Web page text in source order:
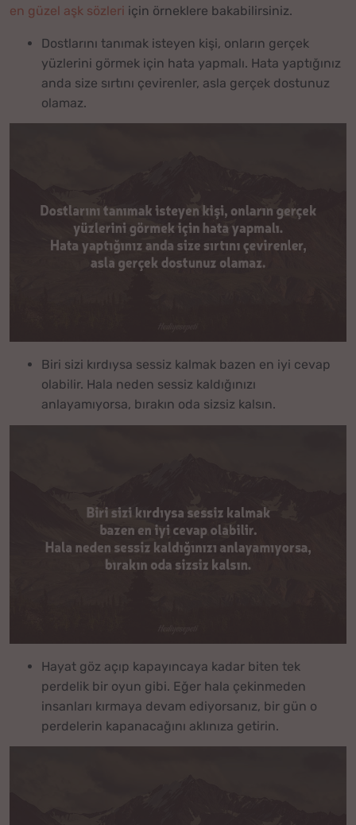
en güzel aşk sözleri için örneklere bakabilirsiniz.
Dostlarını tanımak isteyen kişi, onların gerçek
yüzlerini görmek için hata yapmalı. Hata yaptığınız
anda size sırtını çevirenler, asla gerçek dostunuz
olamaz.
Biri sizi kırdıysa sessiz kalmak bazen en iyi cevap
olabilir. Hala neden sessiz kaldığınızı
anlayamıyorsa, bırakın oda sizsiz kalsın.
Hayat göz açıp kapayıncaya kadar biten tek
perdelik bir oyun gibi. Eğer hala çekinmeden
insanları kırmaya devam ediyorsanız, bir gün o
perdelerin kapanacağını aklınıza getirin.